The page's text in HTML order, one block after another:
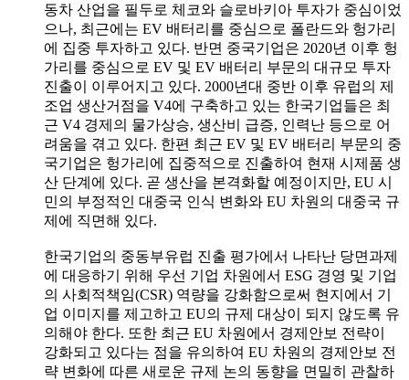
동차 산업을 필두로 체코와 슬로바키아 투자가 중심이었
으나, 최근에는 EV 배터리를 중심으로 폴란드와 헝가리
에 집중 투자하고 있다. 반면 중국기업은 2020년 이후 헝
가리를 중심으로 EV 및 EV 배터리 부문의 대규모 투자
진출이 이루어지고 있다. 2000년대 중반 이후 유럽의 제
조업 생산거점을 V4에 구축하고 있는 한국기업들은 최
근 V4 경제의 물가상승, 생산비 급증, 인력난 등으로 어
려움을 겪고 있다. 한편 최근 EV 및 EV 배터리 부문의 중
국기업은 헝가리에 집중적으로 진출하여 현재 시제품 생
산 단계에 있다. 곧 생산을 본격화할 예정이지만, EU 시
민의 부정적인 대중국 인식 변화와 EU 차원의 대중국 규
제에 직면해 있다.
한국기업의 중동부유럽 진출 평가에서 나타난 당면과제
에 대응하기 위해 우선 기업 차원에서 ESG 경영 및 기업
의 사회적책임(CSR) 역량을 강화함으로써 현지에서 기
업 이미지를 제고하고 EU의 규제 대상이 되지 않도록 유
의해야 한다. 또한 최근 EU 차원에서 경제안보 전략이
강화되고 있다는 점을 유의하여 EU 차원의 경제안보 전
략 변화에 따른 새로운 규제 논의 동향을 면밀히 관찰하